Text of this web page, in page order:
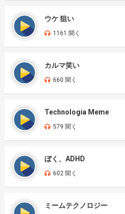
ウケ 狙い
1161 聞く
カルマ笑い
660 聞く
Technologia Meme
579 聞く
ぼく、ADHD
602 聞く
ミームテクノロジー